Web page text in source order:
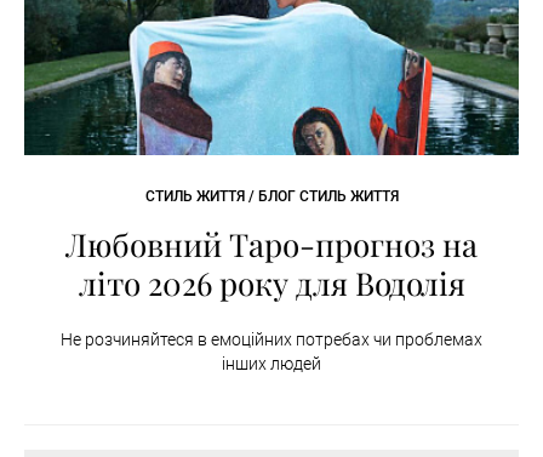
СТИЛЬ ЖИТТЯ / БЛОГ СТИЛЬ ЖИТТЯ
Любовний Таро-прогноз на
літо 2026 року для Водолія
Не розчиняйтеся в емоційних потребах чи проблемах
інших людей